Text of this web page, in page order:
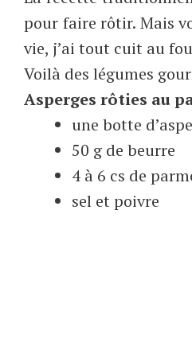
pour faire rôtir. Mais
vie, j’ai tout cuit au
Voilà des légumes
Asperges rôties au
une botte
50 g de beurre
4 à 6 cs de
sel et poivre